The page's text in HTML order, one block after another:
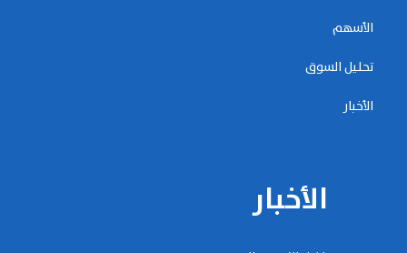
الأسهم
تحليل السوق
الأخبار
الأخبار